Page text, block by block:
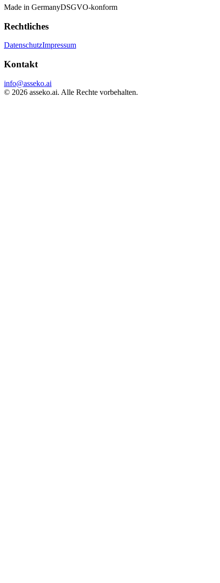
Made in GermanyDSGVO-konform
Rechtliches
DatenschutzImpressum
Kontakt
info@asseko.ai
© 2026 asseko.ai. Alle Rechte vorbehalten.